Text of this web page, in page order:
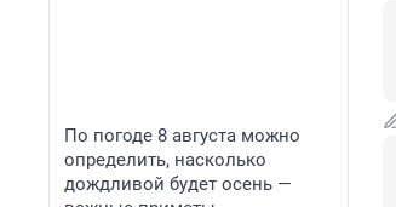
По погоде 8 августа можно
определить, насколько
дождливой будет осень —